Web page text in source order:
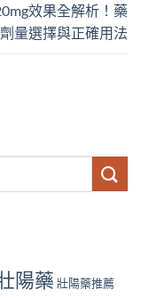
效果全解析！藥
量選擇與正確用法
陽藥 壯陽藥推薦